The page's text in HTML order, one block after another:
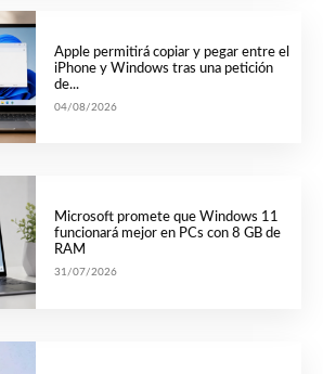
Apple permitirá copiar y pegar entre el
iPhone y Windows tras una petición
de...
04/08/2026
Microsoft promete que Windows 11
funcionará mejor en PCs con 8 GB de
RAM
31/07/2026